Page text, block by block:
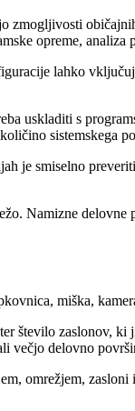
zmogljivosti
opreme, analiza
lahko
uskladiti s
sistemskega
je smiselno
Namizne
miška,
število zaslonov,
večjo delovno
omrežjem,